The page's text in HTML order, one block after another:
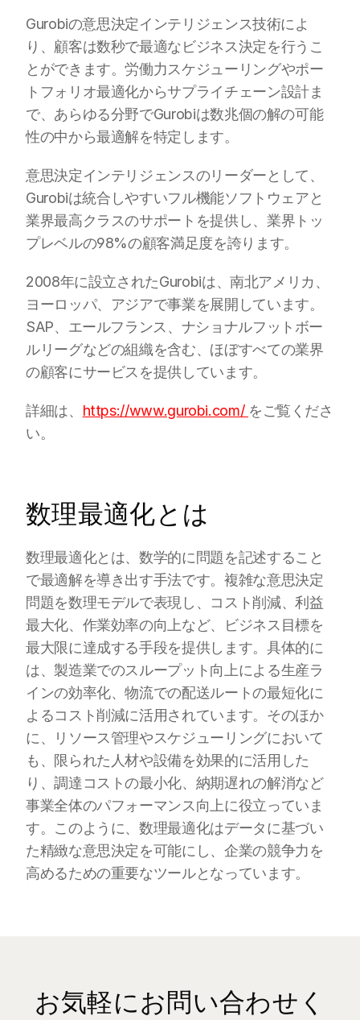
Gurobiの意思決定インテリジェンス技術によ
り、顧客は数秒で最適なビジネス決定を行うこ
とができます。労働力スケジューリングやポー
トフォリオ最適化からサプライチェーン設計ま
で、あらゆる分野でGurobiは数兆個の解の可能
性の中から最適解を特定します。
意思決定インテリジェンスのリーダーとして、
Gurobiは統合しやすいフル機能ソフトウェアと
業界最高クラスのサポートを提供し、業界トッ
プレベルの98%の顧客満足度を誇ります。
2008年に設立されたGurobiは、南北アメリカ、
ヨーロッパ、アジアで事業を展開しています。
SAP、エールフランス、ナショナルフットボー
ルリーグなどの組織を含む、ほぼすべての業界
の顧客にサービスを提供しています。
詳細は、 https://www.gurobi.com/ をご覧くださ
い。
数理最適化とは
数理最適化とは、数学的に問題を記述すること
で最適解を導き出す手法です。複雑な意思決定
問題を数理モデルで表現し、コスト削減、利益
最大化、作業効率の向上など、ビジネス目標を
最大限に達成する手段を提供します。具体的に
は、製造業でのスループット向上による生産ラ
インの効率化、物流での配送ルートの最短化に
よるコスト削減に活用されています。そのほか
に、リソース管理やスケジューリングにおいて
も、限られた人材や設備を効果的に活用した
り、調達コストの最小化、納期遅れの解消など
事業全体のパフォーマンス向上に役立っていま
す。このように、数理最適化はデータに基づい
た精緻な意思決定を可能にし、企業の競争力を
高めるための重要なツールとなっています。
お気軽にお問い合わせく